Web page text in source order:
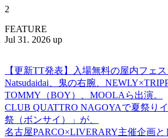
2
FEATURE
Jul 31. 2026 up
【更新TT発表】入場無料の屋内フェス
Natsudaidai、鬼の右腕、
TOMMY（BOY）、MOOLAら出演。
CLUB QUATTRO NAGOYAで夏祭り
祭（ボンサイ）」が、
名古屋PARCO×LIVERARY主催企画と